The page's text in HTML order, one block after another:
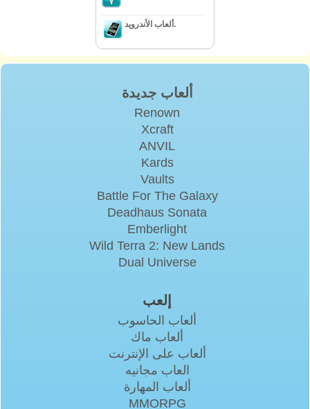
ألعاب الأندرويد.
ألعاب جديدة
Renown
Xcraft
ANVIL
Kards
Vaults
Battle For The Galaxy
Deadhaus Sonata
Emberlight
Wild Terra 2: New Lands
Dual Universe
إلعب
ألعاب الحاسوب
ألعاب ماك
ألعاب على الإنترنت
العاب مجانيه
ألعاب المهارة
MMORPG